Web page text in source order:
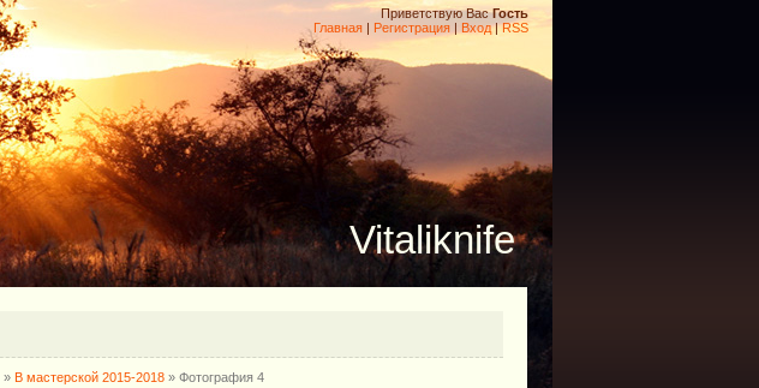
Приветствую Вас Гость
Главная | Регистрация | Вход|RSS
Vitaliknife
» В мастерской 2015-2018 » Фотография 4